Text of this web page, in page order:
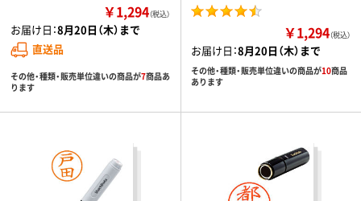
￥1,294（税込）
お届け日：8月20日（木）まで
直送品
その他・種類・販売単位違いの商品が7商品あ
ります
￥1,294（税込）
お届け日：8月20日（木）まで
その他・種類・販売単位違いの商品が10商品
あります